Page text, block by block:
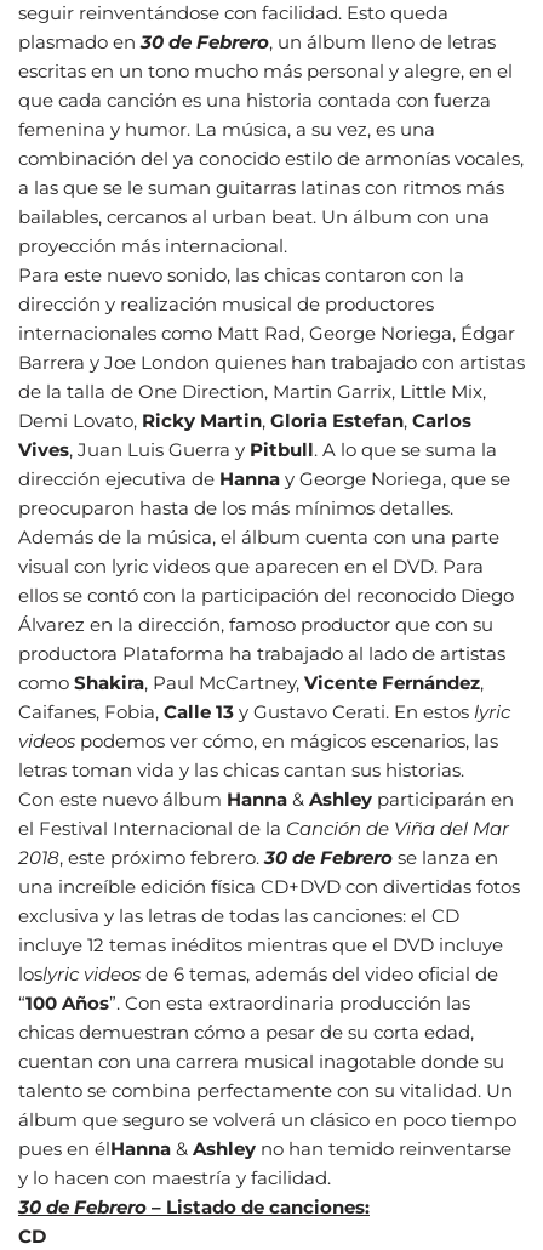
seguir reinventándose con facilidad. Esto queda
plasmado en30 de Febrero, un álbum lleno de letras
escritas en un tono mucho más personal y alegre, en el
que cada canción es una historia contada con fuerza
femenina y humor. La música, a su vez, es una
combinación del ya conocido estilo de armonías vocales,
a las que se le suman guitarras latinas con ritmos más
bailables, cercanos al urban beat. Un álbum con una
proyección más internacional.
Para este nuevo sonido, las chicas contaron con la
dirección y realización musical de productores
internacionales como Matt Rad, George Noriega, Édgar
Barrera y Joe London quienes han trabajado con artistas
de la talla de One Direction, Martin Garrix, Little Mix,
Demi Lovato, Ricky Martin, Gloria Estefan, Carlos
Vives, Juan Luis Guerra y Pitbull. A lo que se suma la
dirección ejecutiva de Hanna y George Noriega, que se
preocuparon hasta de los más mínimos detalles.
Además de la música, el álbum cuenta con una parte
visual con lyric videos que aparecen en el DVD. Para
ellos se contó con la participación del reconocido Diego
Álvarez en la dirección, famoso productor que con su
productora Plataforma ha trabajado al lado de artistas
como Shakira, Paul McCartney, Vicente Fernández,
Caifanes, Fobia, Calle 13 y Gustavo Cerati. En estos lyric
videos podemos ver cómo, en mágicos escenarios, las
letras toman vida y las chicas cantan sus historias.
Con este nuevo álbum Hanna & Ashley participarán en
el Festival Internacional de la Canción de Viña del Mar
2018, este próximo febrero.30 de Febrero se lanza en
una increíble edición física CD+DVD con divertidas fotos
exclusiva y las letras de todas las canciones: el CD
incluye 12 temas inéditos mientras que el DVD incluye
loslyric videos de 6 temas, además del video oficial de
“100 Años”. Con esta extraordinaria producción las
chicas demuestran cómo a pesar de su corta edad,
cuentan con una carrera musical inagotable donde su
talento se combina perfectamente con su vitalidad. Un
álbum que seguro se volverá un clásico en poco tiempo
pues en élHanna & Ashley no han temido reinventarse
y lo hacen con maestría y facilidad.
30 de Febrero – Listado de canciones:
CD